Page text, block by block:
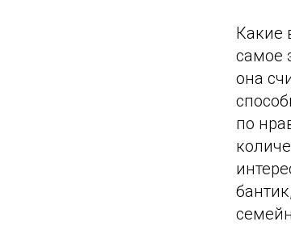
Какие
самое
она
по